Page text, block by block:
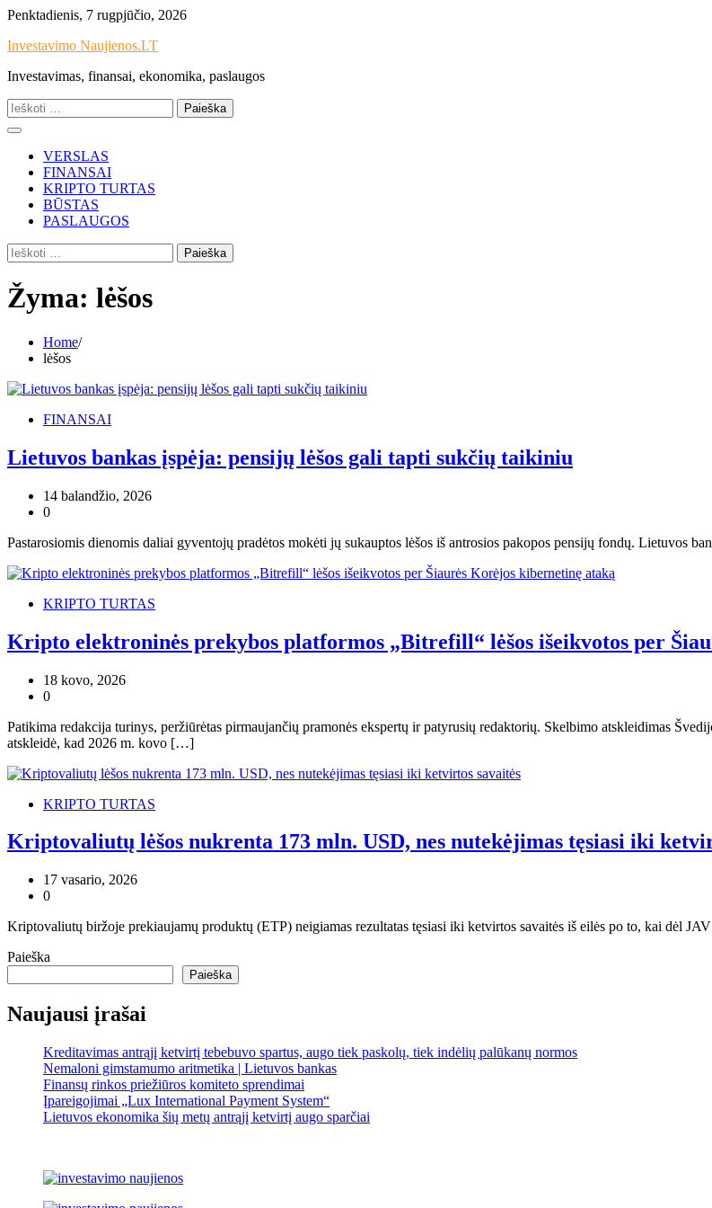
Skip
content
Penktadienis, 7 rugpjūčio, 2026
Investavimo Naujienos.LT
Investavimas, finansai, ekonomika, paslaugos
Ieškoti:
VERSLAS
FINANSAI
KRIPTO TURTAS
BŪSTAS
PASLAUGOS
Ieškoti:
Žyma: lėšos
Home
lėšos
FINANSAI
Lietuvos bankas įspėja: pensijų lėšos gali tapti sukčių taikiniu
14 balandžio, 2026
0
Pastarosiomis dienomis daliai gyventojų pradėtos mokėti jų sukauptos lėšos iš antrosios pakopos pensijų fondų. Lietuvos
KRIPTO TURTAS
Kripto elektroninės prekybos platformos „Bitrefill“ lėšos išeikvotos per
18 kovo, 2026
0
Patikima redakcija turinys, peržiūrėtas pirmaujančių pramonės ekspertų ir patyrusių redaktorių. Skelbimo atskleidimas
atskleidė, kad 2026 m. kovo […]
KRIPTO TURTAS
Kriptovaliutų lėšos nukrenta 173 mln. USD, nes nutekėjimas tęsiasi iki
17 vasario, 2026
0
Kriptovaliutų biržoje prekiaujamų produktų (ETP) neigiamas rezultatas tęsiasi iki ketvirtos savaitės iš eilės po to, kai dėl
Paieška
Paieška
Naujausi įrašai
Kreditavimas antrąjį ketvirtį tebebuvo spartus, augo tiek paskolų, tiek indėlių palūkanų normos
Nemaloni gimstamumo aritmetika | Lietuvos bankas
Finansų rinkos priežiūros komiteto sprendimai
Įpareigojimai „Lux International Payment System“
Lietuvos ekonomika šių metų antrąjį ketvirtį augo sparčiai